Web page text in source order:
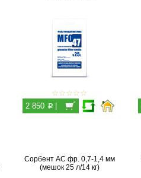
2 850 p|
Сорбент АС фр. 0,7-1,4 мм
(мешок 25 л/14 кг)